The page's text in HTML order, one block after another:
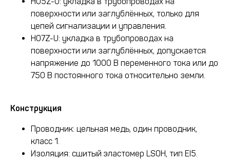
поверхности или заглублённых, только для
цепей сигнализации и управления.
H07Z-U: укладка в трубопроводах на
поверхности или заглублённых, допускается
напряжение до 1000 В переменного тока или до
750 В постоянного тока относительно земли.
Конструкция
Проводник: цельная медь, один проводник,
класс 1.
Изоляция: сшитый эластомер LS0H, тип EI5.